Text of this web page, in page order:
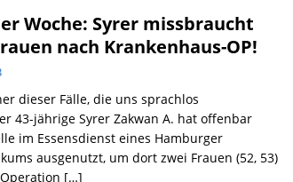
Woche: Syrer missbraucht
nach Krankenhaus-OP!
dieser Fälle, die uns sprachlos
43-jährige Syrer Zakwan A. hat offenbar
im Essensdienst eines Hamburger
ausgenutzt, um dort zwei Frauen (52, 53)
[…]